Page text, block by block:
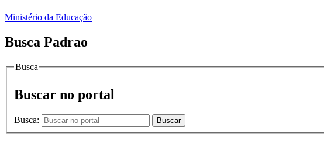
Ministério da Educação
Busca Padrao
Busca
Buscar no portal
Busca: Buscar